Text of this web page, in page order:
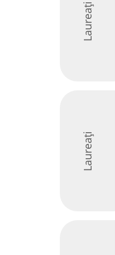
Laureați
Laureați